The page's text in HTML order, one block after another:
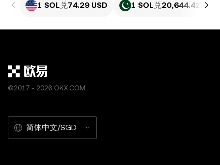
1 SOL 兑74.29 USD 1 SOL 兑20,644.42 PKR
©2017 - 2026 OKX.COM
简体中文/SGD